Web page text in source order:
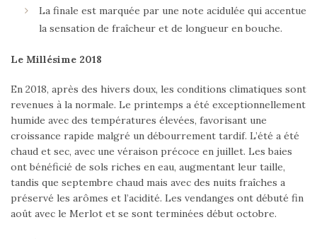
La finale est marquée par une note acidulée qui accentue
la sensation de fraîcheur et de longueur en bouche.
Le Millésime 2018
En 2018, après des hivers doux, les conditions climatiques sont
revenues à la normale. Le printemps a été exceptionnellement
humide avec des températures élevées, favorisant une
croissance rapide malgré un débourrement tardif. L’été a été
chaud et sec, avec une véraison précoce en juillet. Les baies
ont bénéficié de sols riches en eau, augmentant leur taille,
tandis que septembre chaud mais avec des nuits fraîches a
préservé les arômes et l’acidité. Les vendanges ont débuté fin
août avec le Merlot et se sont terminées début octobre.